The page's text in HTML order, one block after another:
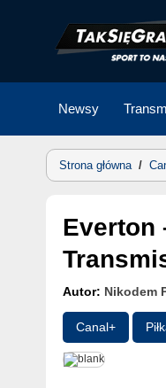
Newsy
Strona główna/
Everton – Arsenal hitem 33. kolejki Premier League.
Autor: Nikodem
Canal+